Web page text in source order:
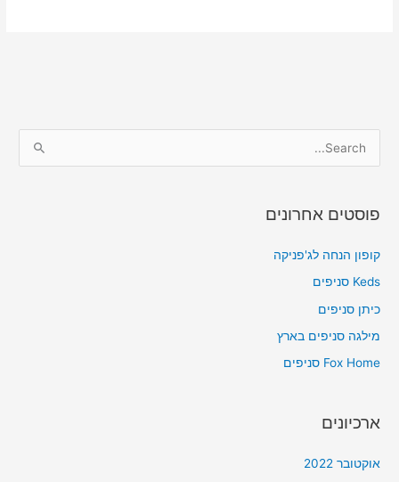
r
r
:
פוסטים אחרונים
קופון הנחה לג'פניקה
Keds סניפים
כיתן סניפים
מילגה סניפים בארץ
Fox Home סניפים
ארכיונים
אוקטובר 2022